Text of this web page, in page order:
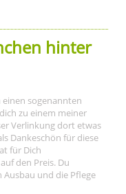
hinter
sogenannten
zu einem meiner
Verlinkung dort etwas
Dankeschön für diese
für Dich
den Preis. Du
und die Pflege